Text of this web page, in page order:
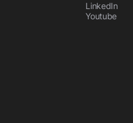
LinkedIn
Youtube